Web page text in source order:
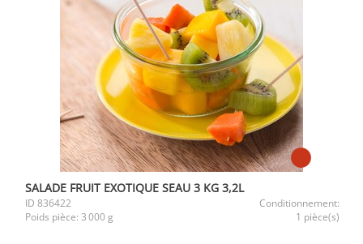
SALADE FRUIT EXOTIQUE SEAU 3 KG 3,2L
ID 836422
Conditionnement:
Poids pièce: 3 000 g 1 pièce(s)